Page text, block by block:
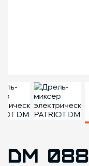
DM 088